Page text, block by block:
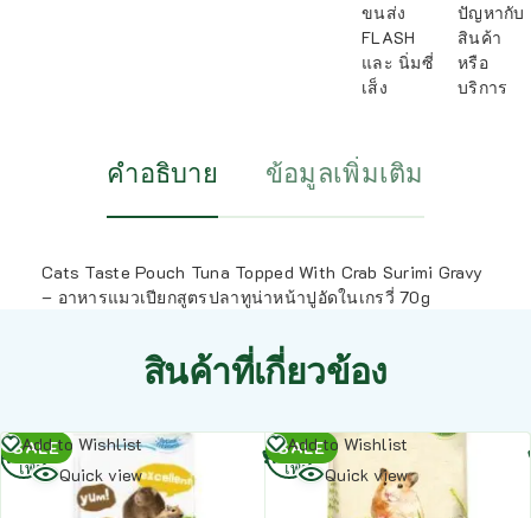
ขนส่ง
FLASH
และ นิ่มซี่
เส็ง
ปัญหากับ
สินค้า
หรือ
บริการ
คำอธิบาย ข้อมูลเพิ่มเติม
Cats Taste Pouch Tuna Topped With Crab Surimi Gravy
– อาหารแมวเปียกสูตรปลาทูน่าหน้าปูอัดในเกรวี่ 70g
สินค้าที่เกี่ยวข้อง
SALE
Add to Wishlist
Quick view
อ่าน
เพิ่ม
SALE
Add to Wishlist
Quick view
อ่าน
เพิ่ม